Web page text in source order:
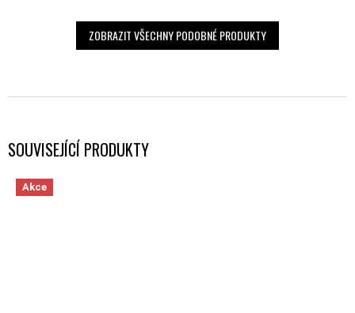
SOUVISEJÍCÍ PRODUKTY
Akce
ZOBRAZIT VŠECHNY PODOBNÉ PRODUKTY